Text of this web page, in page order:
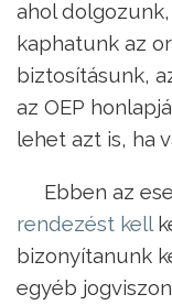
ahol
kaphatunk az
biztosításunk,
az OEP
lehet azt is, ha
Ebben az
rendezést kell
bizonyítanunk
egyéb